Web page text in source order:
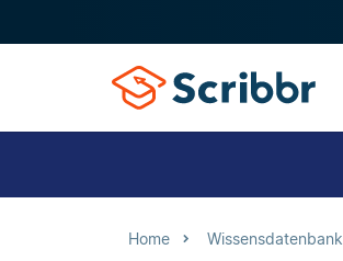
Home Wissensdatenbank